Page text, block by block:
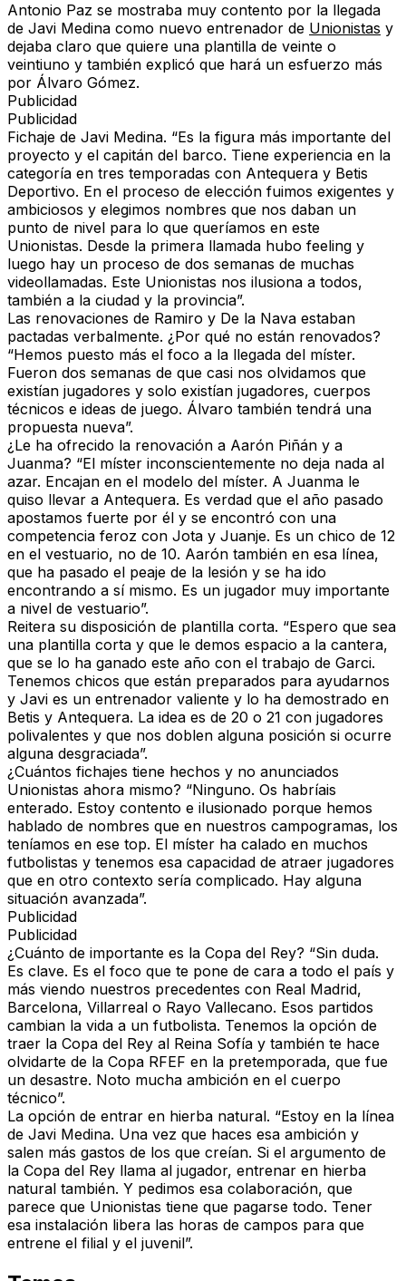
Antonio Paz se mostraba muy contento por la llegada
de Javi Medina como nuevo entrenador de Unionistas y
dejaba claro que quiere una plantilla de veinte o
veintiuno y también explicó que hará un esfuerzo más
por Álvaro Gómez.
Publicidad
Publicidad
Fichaje de Javi Medina. “Es la figura más importante del
proyecto y el capitán del barco. Tiene experiencia en la
categoría en tres temporadas con Antequera y Betis
Deportivo. En el proceso de elección fuimos exigentes y
ambiciosos y elegimos nombres que nos daban un
punto de nivel para lo que queríamos en este
Unionistas. Desde la primera llamada hubo feeling y
luego hay un proceso de dos semanas de muchas
videollamadas. Este Unionistas nos ilusiona a todos,
también a la ciudad y la provincia”.
Las renovaciones de Ramiro y De la Nava estaban
pactadas verbalmente. ¿Por qué no están renovados?
“Hemos puesto más el foco a la llegada del míster.
Fueron dos semanas de que casi nos olvidamos que
existían jugadores y solo existían jugadores, cuerpos
técnicos e ideas de juego. Álvaro también tendrá una
propuesta nueva”.
¿Le ha ofrecido la renovación a Aarón Piñán y a
Juanma? “El míster inconscientemente no deja nada al
azar. Encajan en el modelo del míster. A Juanma le
quiso llevar a Antequera. Es verdad que el año pasado
apostamos fuerte por él y se encontró con una
competencia feroz con Jota y Juanje. Es un chico de 12
en el vestuario, no de 10. Aarón también en esa línea,
que ha pasado el peaje de la lesión y se ha ido
encontrando a sí mismo. Es un jugador muy importante
a nivel de vestuario”.
Reitera su disposición de plantilla corta. “Espero que sea
una plantilla corta y que le demos espacio a la cantera,
que se lo ha ganado este año con el trabajo de Garci.
Tenemos chicos que están preparados para ayudarnos
y Javi es un entrenador valiente y lo ha demostrado en
Betis y Antequera. La idea es de 20 o 21 con jugadores
polivalentes y que nos doblen alguna posición si ocurre
alguna desgraciada”.
¿Cuántos fichajes tiene hechos y no anunciados
Unionistas ahora mismo? “Ninguno. Os habríais
enterado. Estoy contento e ilusionado porque hemos
hablado de nombres que en nuestros campogramas, los
teníamos en ese top. El míster ha calado en muchos
futbolistas y tenemos esa capacidad de atraer jugadores
que en otro contexto sería complicado. Hay alguna
situación avanzada”.
Publicidad
Publicidad
¿Cuánto de importante es la Copa del Rey? “Sin duda.
Es clave. Es el foco que te pone de cara a todo el país y
más viendo nuestros precedentes con Real Madrid,
Barcelona, Villarreal o Rayo Vallecano. Esos partidos
cambian la vida a un futbolista. Tenemos la opción de
traer la Copa del Rey al Reina Sofía y también te hace
olvidarte de la Copa RFEF en la pretemporada, que fue
un desastre. Noto mucha ambición en el cuerpo
técnico”.
La opción de entrar en hierba natural. “Estoy en la línea
de Javi Medina. Una vez que haces esa ambición y
salen más gastos de los que creían. Si el argumento de
la Copa del Rey llama al jugador, entrenar en hierba
natural también. Y pedimos esa colaboración, que
parece que Unionistas tiene que pagarse todo. Tener
esa instalación libera las horas de campos para que
entrene el filial y el juvenil”.